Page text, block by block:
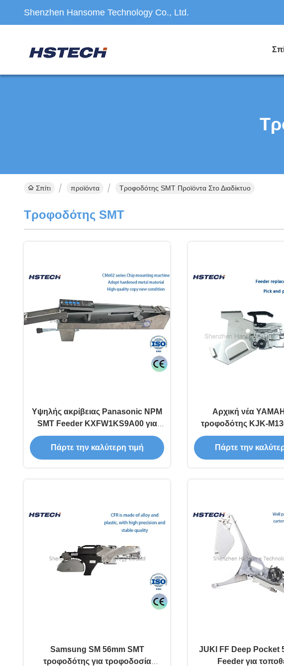
Shenzhen Hansome Technology Co., Ltd.
Σπίτι προϊόντα Τροφοδότης SMT Προϊόντα Στο Διαδίκτυο
Τροφοδότης SMT
Υψηλής ακρίβειας Panasonic NPM
SMT Feeder KXFW1KS9A00 για
μηχανή τοποθέτησης
CM402/CM602
Πάρτε την καλύτερη τιμή
Αρχική νέα
τροφοδότης KJK-
την τροφοδότηση των
SMD
Πάρτε την
Samsung SM 56mm SMT
τροφοδότης για τροφοδοσία
JUKI FF Deep Pocket
Feeder για